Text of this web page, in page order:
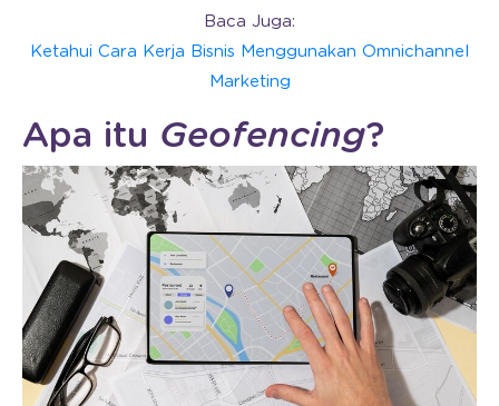
Baca Juga:
Ketahui Cara Kerja Bisnis Menggunakan Omnichannel
Marketing
Apa itu Geofencing?